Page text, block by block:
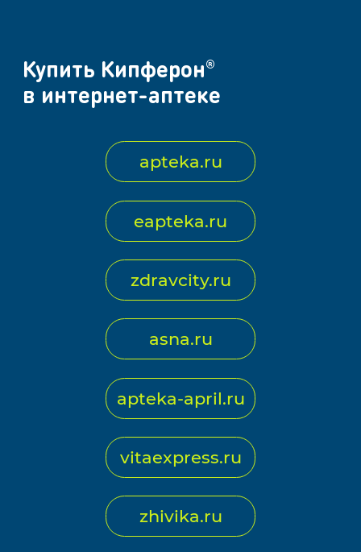
Купить Кипферон®
в интернет-аптеке
apteka.ru
eapteka.ru
zdravcity.ru
asna.ru
apteka-april.ru
vitaexpress.ru
zhivika.ru